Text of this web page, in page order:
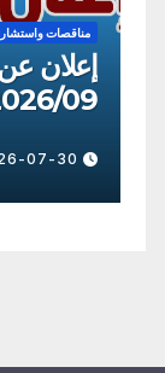
مناقصات
إعلان
2026/8
07-30